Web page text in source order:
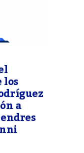
a